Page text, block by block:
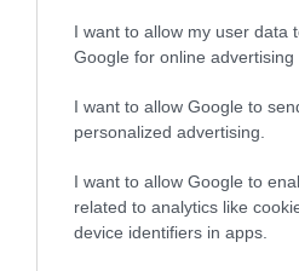
I want to allow my user data
Google for online advertising
I want to allow Google to
personalized advertising.
I want to allow Google to
related to analytics like
device identifiers in apps.